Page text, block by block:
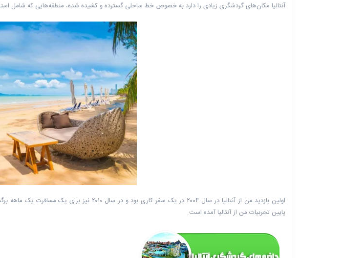
آنتالیا مکان‌های گردشگری زیادی را دارد به خصوص خط ساحلی گسترده و کشیده شده، منطقه‌هایی که شامل
پایین تجربیات من از آنتالیا آمده است.